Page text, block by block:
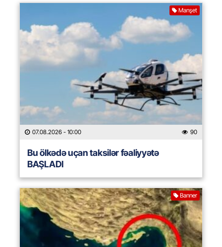
Manşet
07.08.2026 - 10:00 90
Bu ölkədə uçan taksilər fəaliyyətə
BAŞLADI
Banner